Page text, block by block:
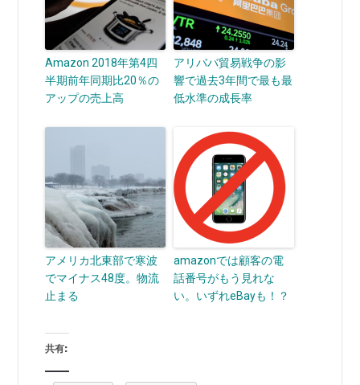
Amazon 2018年第4四
半期前年同期比20％の
アップの売上高
アリババ貿易戦争の影
響で過去3年間で最も最
低水準の成長率
アメリカ北東部で寒波
でマイナス48度。物流
止まる
amazonでは顧客の電
話番号がもう見れな
い。いずれeBayも！？
共有: